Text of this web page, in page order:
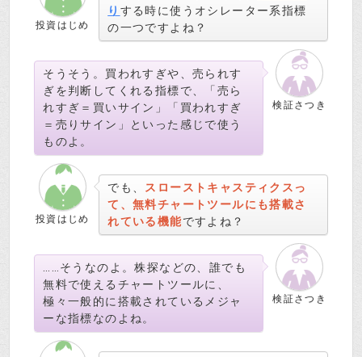
投資はじめ
り する時に使うオシレーター系指標
の一つですよね？
検証さつき
そうそう。買われすぎや、売られす
ぎを判断してくれる指標で、「売ら
れすぎ＝買いサイン」「買われすぎ
＝売りサイン」といった感じで使う
ものよ。
投資はじめ
でも、 スローストキャスティクスっ
て、無料チャートツールにも搭載さ
れている機能ですよね？
検証さつき
……そうなのよ。株探などの、誰でも
無料で使えるチャートツールに、
極々一般的に搭載されているメジャ
ーな指標なのよね。